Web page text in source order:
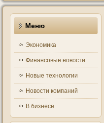
Меню
Экономика
Финансовые новости
Новые технологии
Новости компаний
В бизнесе